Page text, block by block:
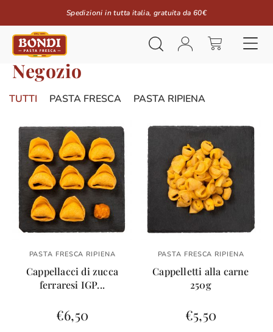
Spedizioni in tutta italia, gratuita da 60€
Negozio
TUTTI PASTA FRESCA PASTA RIPIENA
PASTA FRESCA RIPIENA
Cappellacci di zucca
ferraresi IGP...
€6,50
PASTA FRESCA RIPIENA
Cappelletti alla carne
250g
€5,50